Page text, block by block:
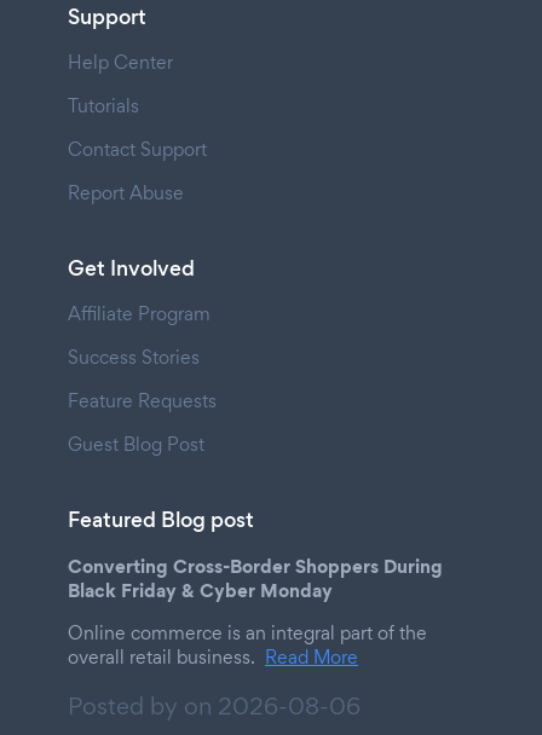
Support
Help Center
Tutorials
Contact Support
Report Abuse
Get Involved
Affiliate Program
Success Stories
Feature Requests
Guest Blog Post
Featured Blog post
Converting Cross-Border Shoppers During
Black Friday & Cyber Monday
Online commerce is an integral part of the
overall retail business. Read More
Posted by on 2026-08-06